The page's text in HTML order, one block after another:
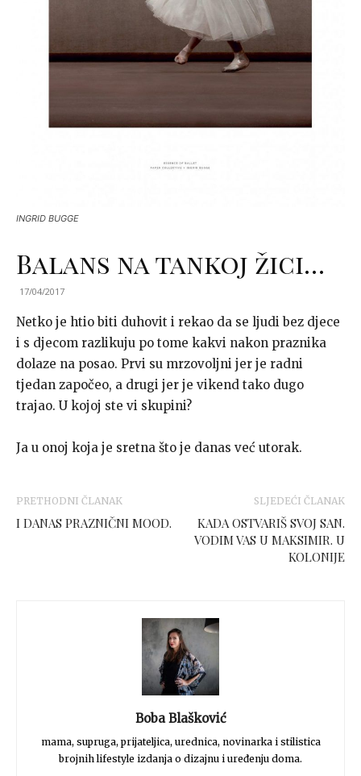
INGRID BUGGE
Balans na tankoj žici…
17/04/2017
Netko je htio biti duhovit i rekao da se ljudi bez djece
i s djecom razlikuju po tome kakvi nakon praznika
dolaze na posao. Prvi su mrzovoljni jer je radni
tjedan započeo, a drugi jer je vikend tako dugo
trajao. U kojoj ste vi skupini?
Ja u onoj koja je sretna što je danas već utorak.
PRETHODNI ČLANAK
I DANAS PRAZNIČNI MOOD.
SLJEDEĆI ČLANAK
KADA OSTVARIŠ SVOJ SAN.
VODIM VAS U MAKSIMIR. U
KOLONIJE
Boba Blašković
mama, supruga, prijateljica, urednica, novinarka i stilistica
brojnih lifestyle izdanja o dizajnu i uređenju doma.